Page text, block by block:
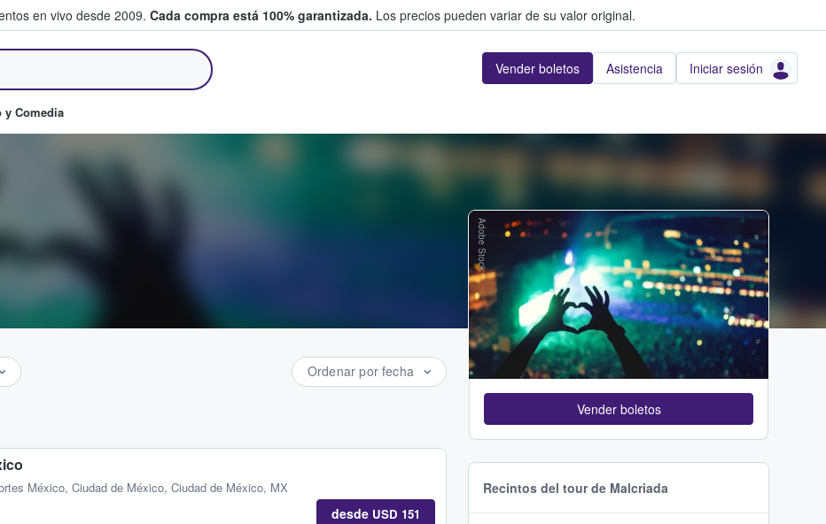
en vivo desde 2009. Cada compra está 100% garantizada. Los precios pueden variar de su valor original.
y venden boletos Vender boletos Asistencia Iniciar sesión
y Comedia
Ordenar por fecha
México, Ciudad de México, Ciudad de México, MX
desde USD 151
Adobe Stock
Vender boletos
Recintos del tour de Malcriada